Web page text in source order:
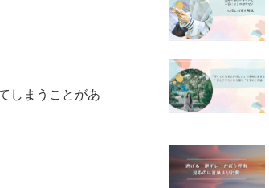
しまうことがあ